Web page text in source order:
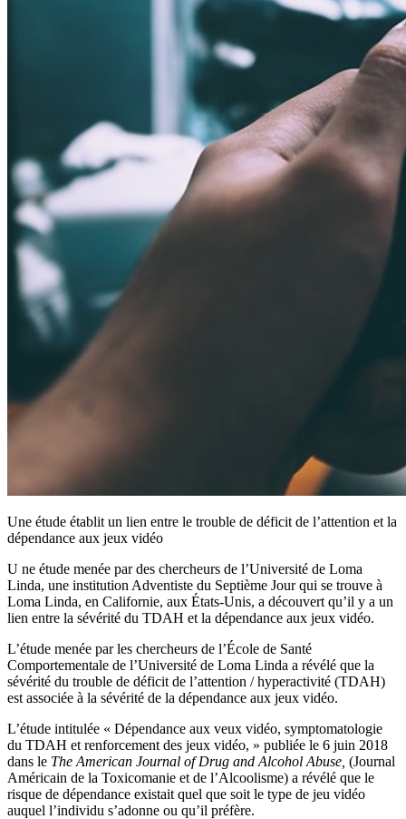
Une étude établit un lien entre le trouble de déficit de l’attention et la
dépendance aux jeux vidéo
U ne étude menée par des chercheurs de l’Université de Loma
Linda, une institution Adventiste du Septième Jour qui se trouve à
Loma Linda, en Californie, aux États-Unis, a découvert qu’il y a un
lien entre la sévérité du TDAH et la dépendance aux jeux vidéo.
L’étude menée par les chercheurs de l’École de Santé
Comportementale de l’Université de Loma Linda a révélé que la
sévérité du trouble de déficit de l’attention / hyperactivité (TDAH)
est associée à la sévérité de la dépendance aux jeux vidéo.
L’étude intitulée « Dépendance aux veux vidéo, symptomatologie
du TDAH et renforcement des jeux vidéo, » publiée le 6 juin 2018
dans le The American Journal of Drug and Alcohol Abuse, (Journal
Américain de la Toxicomanie et de l’Alcoolisme) a révélé que le
risque de dépendance existait quel que soit le type de jeu vidéo
auquel l’individu s’adonne ou qu’il préfère.